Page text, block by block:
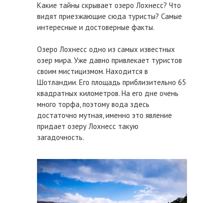
Какие тайны скрывает озеро Лохнесс? Что
видят приезжающие сюда туристы? Самые
интересные и достоверные факты.
Озеро Лохнесс одно из самых известных
озер мира. Уже давно привлекает туристов
своим мистицизмом. Находится в
Шотландии. Его площадь приблизительно 65
квадратных километров. На его дне очень
много торфа, поэтому вода здесь
достаточно мутная, именно это явление
придает озеру Лохнесс такую
загадочность.